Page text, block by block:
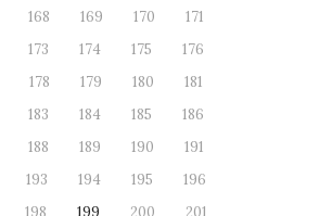
168 169 170
171
173 174 175
176
178 179 180
181
183 184 185
186
188 189 190
191
193 194 195
196